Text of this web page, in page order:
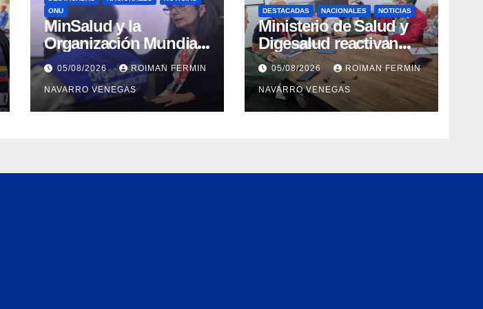
ONU
MinSalud y la
Organización Mundial
de la Salud evaluaron
propuesta técnica
integral en materia de
agua saneamiento e
05/08/2026 ROIMAN FERMIN
NAVARRO VENEGAS
DESTACADAS NACIONALES NOTICIAS
Ministerio de Salud y
Digesalud reactivan
lazos para la vigilancia
epidemiológica y el
control de
enfermedades
05/08/2026 ROIMAN FERMIN
NAVARRO VENEGAS